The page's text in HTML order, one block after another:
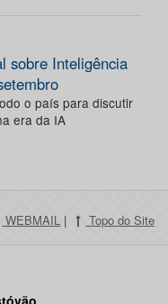
sobre Inteligência
o país para discutir
era da IA
WEBMAIL | Topo do Site